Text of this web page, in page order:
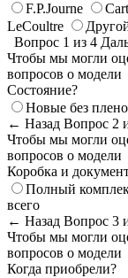
F.P.Journe
LeCoultre
Вопрос 1 из 4
Чтобы мы могли
вопросов о модели
Состояние?
Новые без
← Назад Вопрос 2
Чтобы мы могли
вопросов о модели
Коробка и
Полный
всего
← Назад Вопрос 3
Чтобы мы могли
вопросов о модели
Когда приобрели?